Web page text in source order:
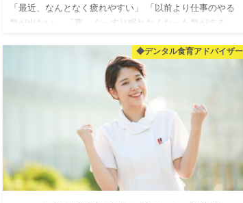
「最近、なんとなく疲れやすい」 「以前より仕事のやる
気が出ない」 「夜、ぐっすり眠れなくなった気がする」
している…。 そんな40〜50代男性のお悩み、実は「男性
◆デンタル食育アドバイザー